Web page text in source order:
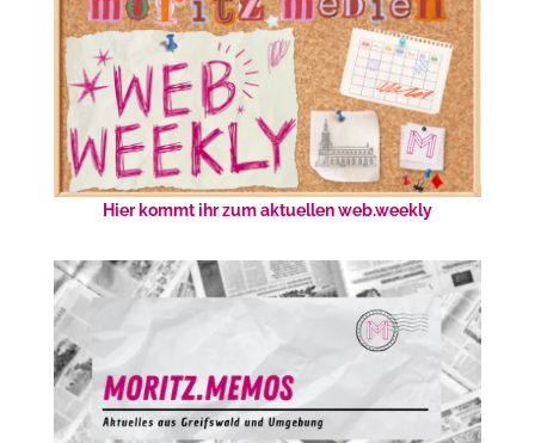
Hier kommt ihr zum aktuellen web.weekly